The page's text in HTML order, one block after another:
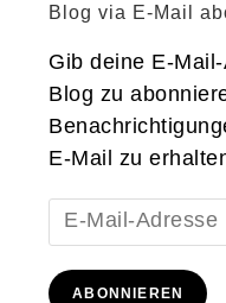
Blog via E-Mail
Gib deine E-
Blog zu
E-Mail zu
E-
Mail-
Adresse
ABONNIEREN